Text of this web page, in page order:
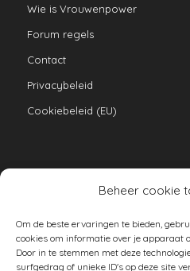
Beheer cookie
Om de beste ervaringen te bieden,
cookies om informatie over je apparaat
Door in te stemmen met deze
surfgedrag of unieke ID's op deze site
Wie is Vrouwenpower
Forum regels
Contact
Privacybeleid
Cookiebeleid (EU)
armoe keuken
duurzaam